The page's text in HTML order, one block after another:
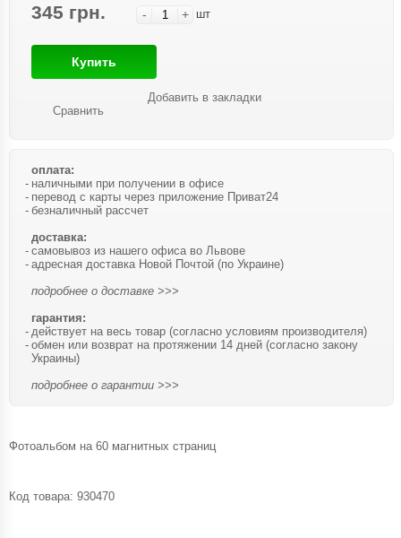
345 грн. - + шт
Купить
Сравнить
Добавить в закладки
оплата:
наличными при получении в офисе
перевод с карты через приложение Приват24
безналичный рассчет
доставка:
самовывоз из нашего офиса во Львове
адресная доставка Новой Почтой (по Украине)
подробнее о доставке >>>
гарантия:
действует на весь товар (согласно условиям производителя)
обмен или возврат на протяжении 14 дней (согласно закону
Украины)
подробнее о гарантии >>>
Фотоальбом на 60 магнитных страниц
Код товара: 930470